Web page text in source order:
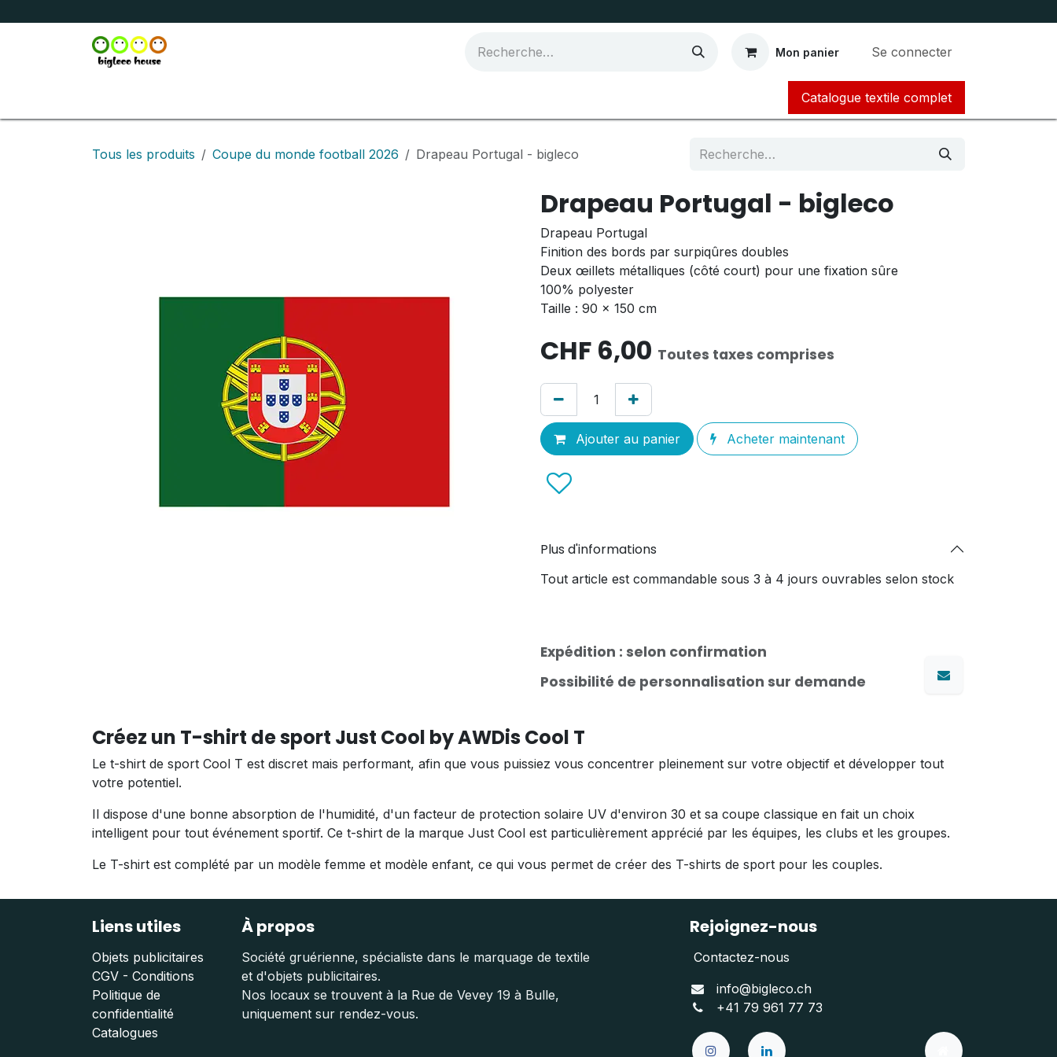
Mon panier Se connecter
Catalogue textile complet​​​​​​
Tous les produits Coupe du monde football 2026 Drapeau Portugal - bigleco
Drapeau Portugal - bigleco
Drapeau Portugal
Finition des bords par surpiqûres doubles
Deux œillets métalliques (côté court) pour une fixation sûre
100% polyester
Taille : 90 x 150 cm
CHF 6,00 Toutes taxes comprises
Ajouter au panier Acheter maintenant
Plus d'informations
Tout article est commandable sous 3 à 4 jours ouvrables selon stock
Expédition : selon confirmation
Possibilité de personnalisation sur demande
Créez un T-shirt de sport Just Cool by AWDis Cool T
Le t-shirt de sport Cool T est discret mais performant, afin que vous puissiez vous concentrer pleinement sur votre objectif et développer tout
votre potentiel.
Il dispose d'une bonne absorption de l'humidité, d'un facteur de protection solaire UV d'environ 30 et sa coupe classique en fait un choix
intelligent pour tout événement sportif. Ce t-shirt de la marque Just Cool est particulièrement apprécié par les équipes, les clubs et les groupes.
Le T-shirt est complété par un modèle femme et modèle enfant, ce qui vous permet de créer des T-shirts de sport pour les couples.
Liens utiles
Objets publicitaires
CGV - Conditions
Politique de
confidentialité
Catalogues
À propos
Société gruérienne, spécialiste dans le marquage de textile
et d'objets publicitaires.
Nos locaux se trouvent à la Rue de Vevey 19 à Bulle,
uniquement sur rendez-vous.
Rejoignez-nous
Contactez-nous
info@bigleco.ch
+41 79 961 77 73